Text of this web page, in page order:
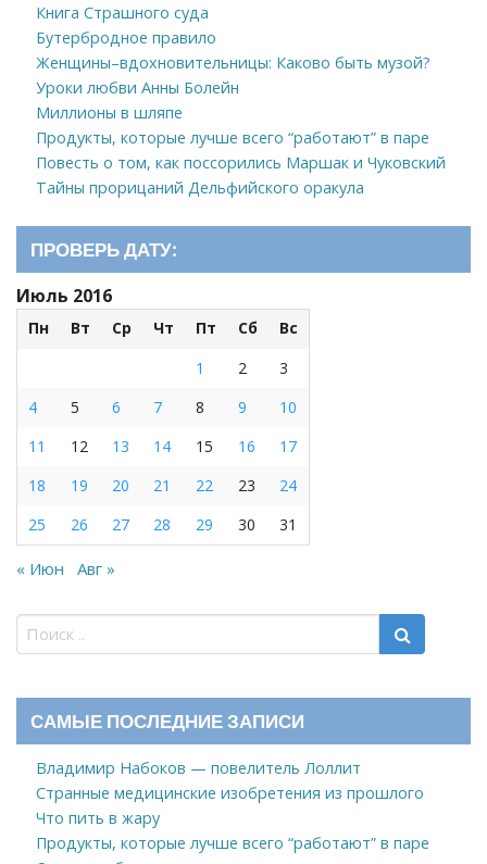
Книга Страшного суда
Бутербродное правило
Женщины–вдохновительницы: Каково быть музой?
Уроки любви Анны Болейн
Миллионы в шляпе
Продукты, которые лучше всего “работают” в паре
Повесть о том, как поссорились Маршак и Чуковский
Тайны прорицаний Дельфийского оракула
ПРОВЕРЬ ДАТУ:
Июль 2016
Пн Вт Ср Чт Пт Сб
Вс
1
2
3
4
5 6 7 8 9
10
11
12 13 14 15 16
17
18
19 20 21 22 23
24
25
26 27 28 29 30 31
« Июн Авг »
САМЫЕ ПОСЛЕДНИЕ ЗАПИСИ
Владимир Набоков — повелитель Лоллит
Странные медицинские изобретения из прошлого
Что пить в жару
Продукты, которые лучше всего “работают” в паре